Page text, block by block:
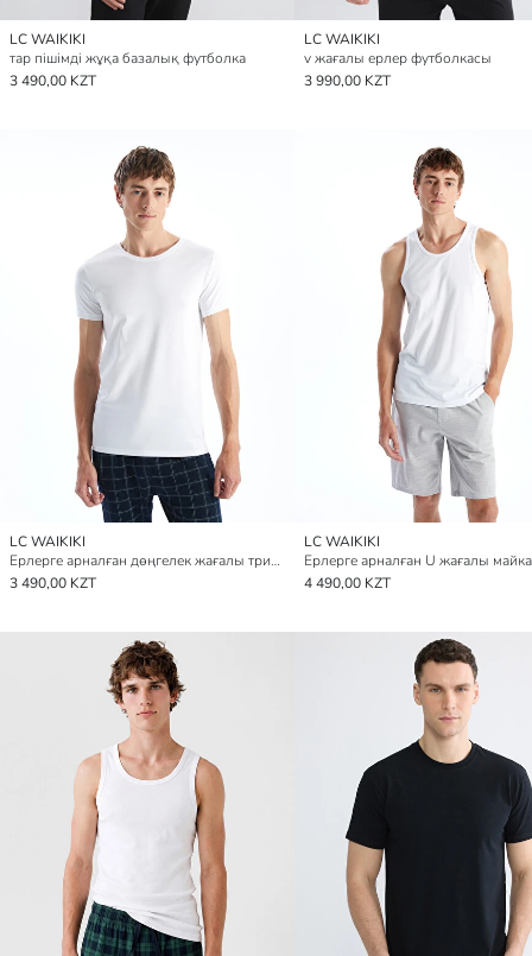
LC WAIKIKI
тар пішімді жұқа базалық футболка
3 490,00 KZT
LC WAIKIKI
v жағалы ерлер футболкасы
3 990,00 KZT
LC WAIKIKI
Ерлерге арналған дөңгелек жағалы трикотаж майка
3 490,00 KZT
LC WAIKIKI
4 490,00 KZT